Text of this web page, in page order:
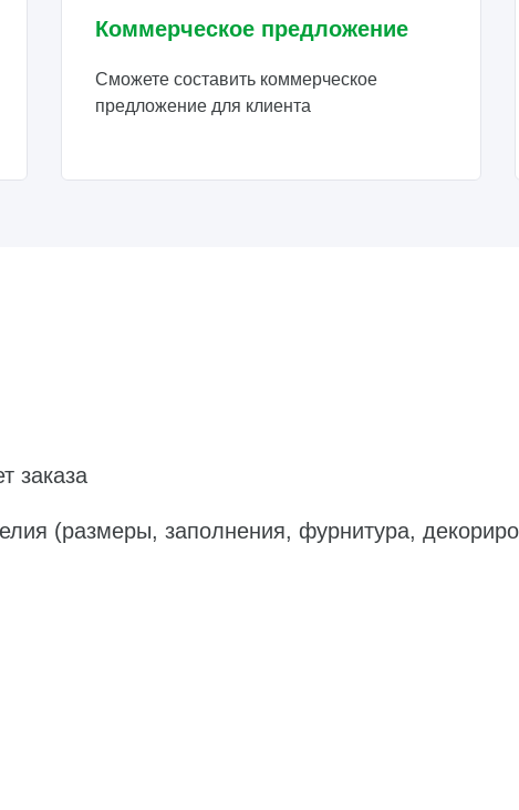
Коммерческое предложение
Сможете составить коммерческое
предложение для клиента
заказа
(размеры, заполнения, фурнитура,